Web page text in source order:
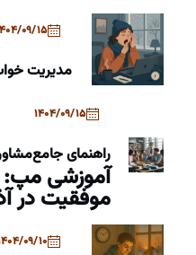
09/15
مدیریت
1404/09/15
راهنمای جامع
آموزشی مپ:
موفقیت در
09/10